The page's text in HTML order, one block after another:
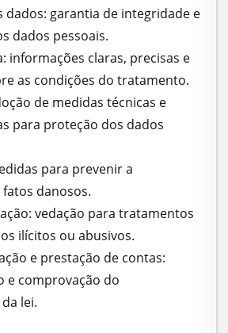
dados: garantia de integridade e
dados pessoais.
informações claras, precisas e
as condições do tratamento.
de medidas técnicas e
para proteção dos dados
para prevenir a
danosos.
vedação para tratamentos
ilícitos ou abusivos.
e prestação de contas:
e comprovação do
lei.